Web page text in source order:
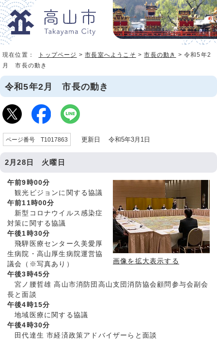
現在位置： トップページ >市長室へようこそ >市長の動き > 令和5年2
月 市長の動き
令和5年2月 市長の動き
ページ番号 T1017863 更新日 令和5年3月1日
2月28日 火曜日
画像を拡大表示する
午前9時00分
観光ビジョンに関する協議
午前11時00分
新型コロナウイルス感染症
対策に関する協議
午後1時30分
飛騨医療センター久美愛厚
生病院・高山厚生病院運営協
議会（※写真あり）
午後3時45分
宮ノ腰哲雄 高山市消防団高山支団消防協会顧問参与会副会
長と面談
午後4時15分
地域医療に関する協議
午後4時30分
田代達生 市経済政策アドバイザーらと面談